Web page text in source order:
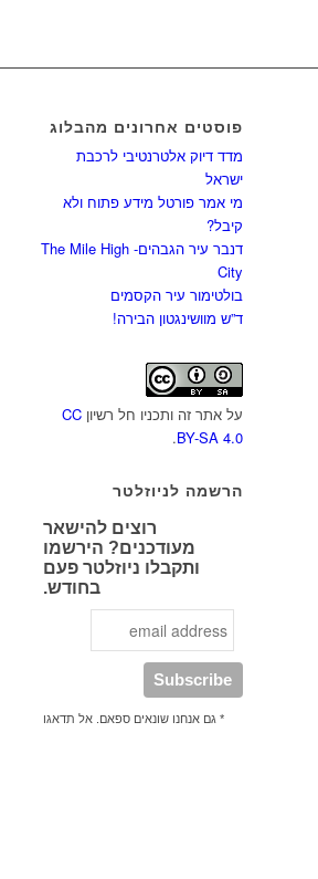
פוסטים אחרונים מהבלוג
מדד דיוק אלטרנטיבי לרכבת
ישראל
מי אמר פורטל מידע פתוח ולא
קיבל?
דנבר עיר הגבהים- The Mile High
City
בולטימור עיר הקסמים
ד”ש מוושינגטון הבירה!
על אתר זה ותכניו חל רשיוןCC
BY-SA 4.0
.
הרשמה לניוזלטר
רוצים להישאר
מעודכנים? הירשמו
ותקבלו ניוזלטר פעם
בחודש.
* גם אנחנו שונאים ספאם. אל תדאגו